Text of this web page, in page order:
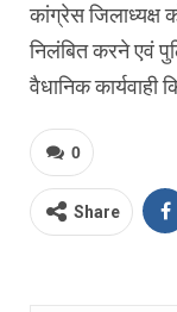
कांग्रेस
निलंबित करने एवं
वैधानिक कार्यवाही
0
Share